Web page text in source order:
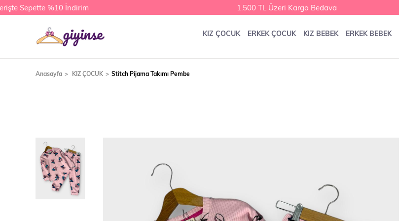
Sepette %10 İndirim 1.500 TL Üzeri Kargo Bedava
KIZ ÇOCUK ERKEK ÇOCUK KIZ BEBEK ERKEK BEBEK
Anasayfa KIZ ÇOCUK Stitch Pijama Takımı Pembe